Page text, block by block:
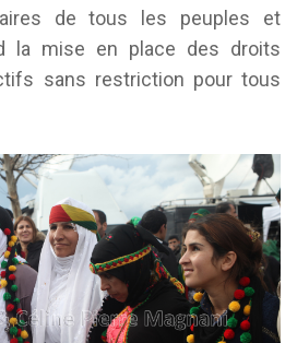
de tous les peuples et
la mise en place des droits
sans restriction pour tous